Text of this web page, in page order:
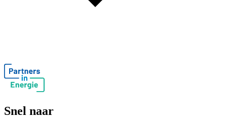
Snel naar